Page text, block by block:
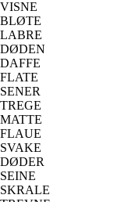
VISNE
BLØTE
LABRE
DØDEN
DAFFE
FLATE
SENER
TREGE
MATTE
FLAUE
SVAKE
DØDER
SEINE
SKRALE